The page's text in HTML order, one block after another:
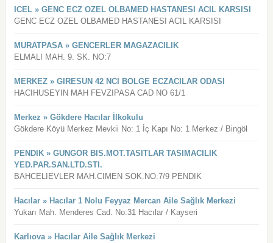
ICEL » GENC ECZ OZEL OLBAMED HASTANESI ACIL KARSISI
GENC ECZ OZEL OLBAMED HASTANESI ACIL KARSISI
MURATPASA » GENCERLER MAGAZACILIK
ELMALI MAH. 9. SK. NO:7
MERKEZ » GIRESUN 42 NCI BOLGE ECZACILAR ODASI
HACIHUSEYIN MAH FEVZIPASA CAD NO 61/1
Merkez » Gökdere Hacılar İlkokulu
Gökdere Köyü Merkez Mevkii No: 1 İç Kapı No: 1 Merkez / Bingöl
PENDIK » GUNGOR BIS.MOT.TASITLAR TASIMACILIK
YED.PAR.SAN.LTD.STI.
BAHCELIEVLER MAH.CIMEN SOK.NO:7/9 PENDIK
Hacılar » Hacılar 1 Nolu Feyyaz Mercan Aile Sağlık Merkezi
Yukarı Mah. Menderes Cad. No:31 Hacılar / Kayseri
Karlıova » Hacılar Aile Sağlık Merkezi